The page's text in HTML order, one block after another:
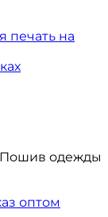
печать на
Пошив одежды
оптом